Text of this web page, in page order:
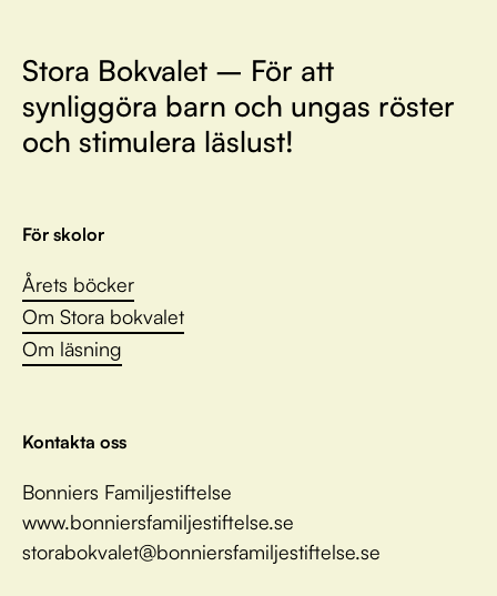
Stora Bokvalet – För att
synliggöra barn och ungas röster
och stimulera läslust!
För skolor
Årets böcker
Om Stora bokvalet
Om läsning
Kontakta oss
Bonniers Familjestiftelse
www.bonniersfamiljestiftelse.se
storabokvalet@bonniersfamiljestiftelse.se